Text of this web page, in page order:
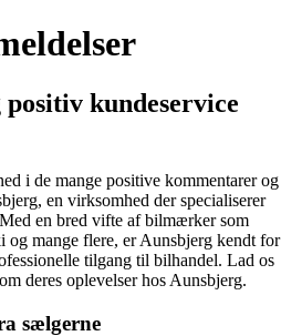
positiv kundeservice
i de mange positive kommentarer og
en virksomhed der specialiserer
en bred vifte af bilmærker som
og mange flere, er Aunsbjerg kendt for
tilgang til bilhandel. Lad os
deres oplevelser hos Aunsbjerg.
sælgerne